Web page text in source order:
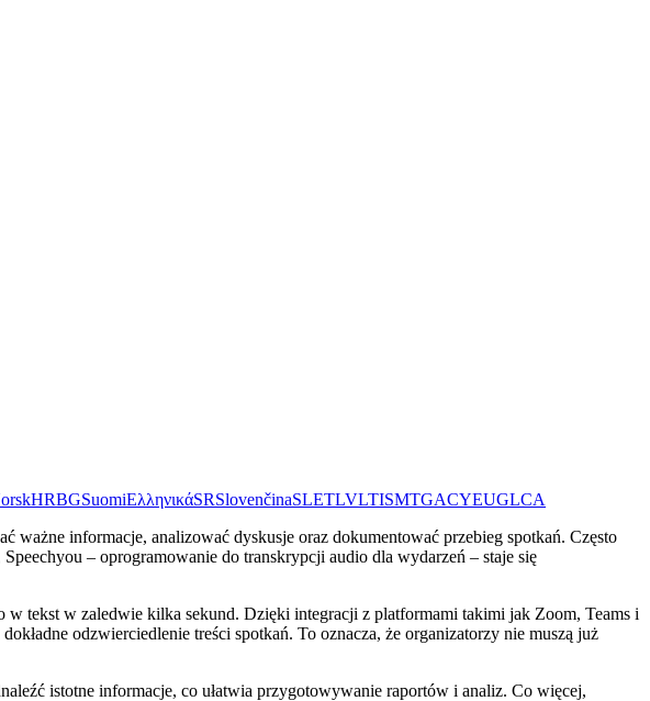
HRBGSuomiΕλληνικάSRSlovenčinaSLETLVLTISMTGACYEUGLCA
ważne informacje, analizować dyskusje oraz dokumentować przebieg spotkań. Często
– oprogramowanie do transkrypcji audio dla wydarzeń – staje się
w tekst w zaledwie kilka sekund. Dzięki integracji z platformami takimi jak Zoom, Teams i
odzwierciedlenie treści spotkań. To oznacza, że organizatorzy nie muszą już
istotne informacje, co ułatwia przygotowywanie raportów i analiz. Co więcej,